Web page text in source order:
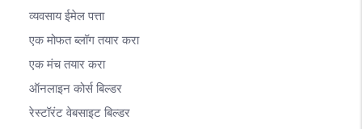
व्यवसाय ईमेल पत्ता
एक मोफत ब्लॉग तयार करा
एक मंच तयार करा
ऑनलाइन कोर्स बिल्डर
रेस्टॉरंट वेबसाइट बिल्डर